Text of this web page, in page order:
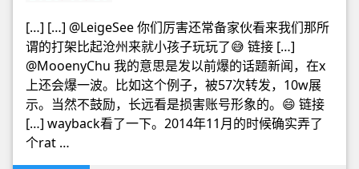
[…] […] @LeigeSee 你们厉害还常备家伙看来我们那所
谓的打架比起沧州来就小孩子玩玩了😅 链接 […]
@MooenyChu 我的意思是发以前爆的话题新闻，在x
上还会爆一波。比如这个例子，被57次转发，10w展
示。当然不鼓励，长远看是损害账号形象的。😄 链接
[…] wayback看了一下。2014年11月的时候确实弄了
个rat …